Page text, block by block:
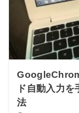
ド自動入力
法